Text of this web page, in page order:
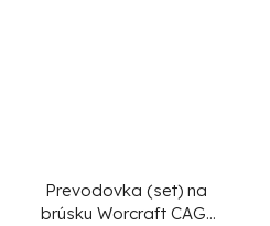
Prevodovka (set) na
brúsku Worcraft CAG-